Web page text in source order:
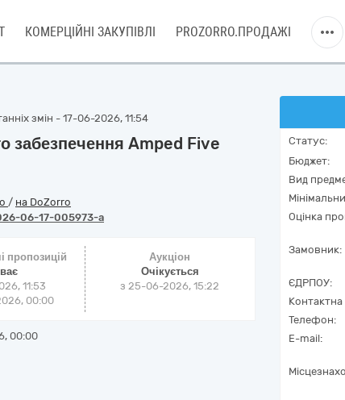
КОМЕРЦІЙНІ ЗАКУПІВЛІ PROZORRO.ПРОДАЖІ
змін - 17-06-2026, 11:54
забезпечення Amped Five
/ на DoZorro
06-17-005973-a
пропозицій
11:53
00:00
Аукціон
Очікується
з25-06-2026, 15:22
00:00
Статус:
Бюджет:
Вид
Оцінка
Замовник:
ЄДРПОУ:
Контактна
Телефон:
E-mail: